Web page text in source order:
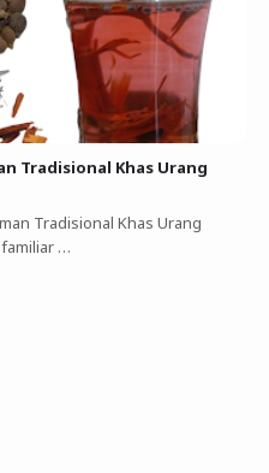
Tradisional Khas Urang
Tradisional Khas Urang
…